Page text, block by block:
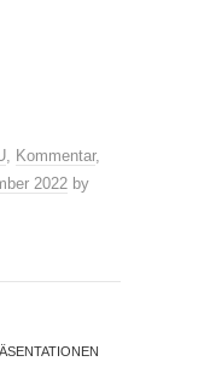
, Kommentar,
2022 by